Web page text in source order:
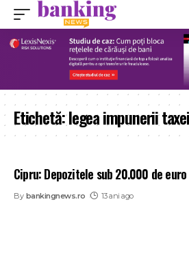
Etichetă:legea impunerii
Cipru: Depozitele sub 20.000 de
By bankingnews.ro 13 ani ago